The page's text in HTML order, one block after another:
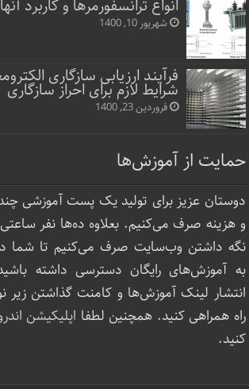
انواع ترانسفورمرها و کاربرد آنها
شهریور 10, 1400
فرآیند ارزیابی سازگاری
شرایط لازم برای احراز سازگاری
فروردین 23, 1400
حمایت از آموزش‌ها
دوستان عزیز برای تولید یک پست آموزشی
و هزینه صرف می‌کنیم. بعلاوه ده‌ها نفر ساعتی
نگه داشتن وب‌سایت صرف ‌می‌کنیم تا شما
به آموزش‌های رایگان دسترسی داشته
انتشار لینک‌ آموزش‌ها و کامنت گذاشتن زیر
راه همراهی کنید. همچنین لطفا اپلیکیشن
کنید.